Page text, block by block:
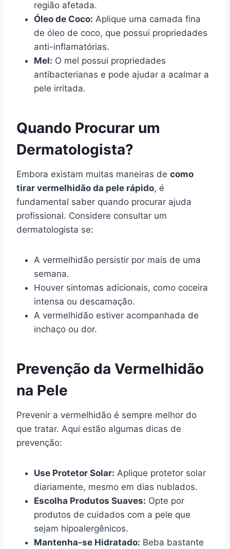
região afetada.
Óleo de Coco: Aplique uma camada fina
de óleo de coco, que possui propriedades
anti-inflamatórias.
Mel: O mel possui propriedades
antibacterianas e pode ajudar a acalmar a
pele irritada.
Quando Procurar um
Dermatologista?
Embora existam muitas maneiras de como
tirar vermelhidão da pele rápido, é
fundamental saber quando procurar ajuda
profissional. Considere consultar um
dermatologista se:
A vermelhidão persistir por mais de uma
semana.
Houver sintomas adicionais, como coceira
intensa ou descamação.
A vermelhidão estiver acompanhada de
inchaço ou dor.
Prevenção da Vermelhidão
na Pele
Prevenir a vermelhidão é sempre melhor do
que tratar. Aqui estão algumas dicas de
prevenção:
Use Protetor Solar: Aplique protetor solar
diariamente, mesmo em dias nublados.
Escolha Produtos Suaves: Opte por
produtos de cuidados com a pele que
sejam hipoalergênicos.
Mantenha-se Hidratado: Beba bastante